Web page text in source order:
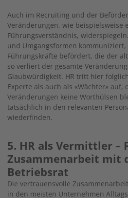
Auch im Recruiting und der
Veränderungen, wie beispielsweise
Führungsverständnis,
und Umgangsformen
Führungskräfte befördert, die der
so verliert der gesamte
Glaubwürdigkeit. HR tritt hier
Experte als auch als «Wächter» auf,
Veränderungen keine Worthülsen
tatsächlich in den relevanten
wiederfinden.
5. HR als Vermittler –
Zusammenarbeit mit
Betriebsrat
Die vertrauensvolle
in den meisten Unternehmen